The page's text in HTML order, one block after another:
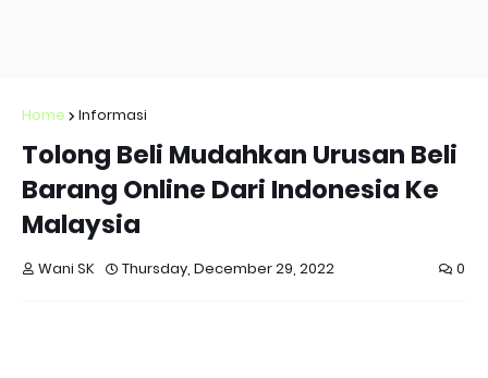
Home Informasi
Tolong Beli Mudahkan Urusan Beli
Barang Online Dari Indonesia Ke
Malaysia
Wani SK Thursday, December 29, 2022 0